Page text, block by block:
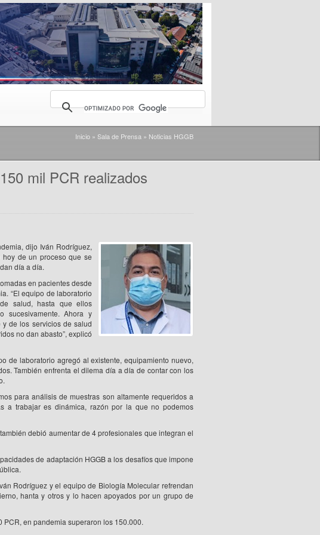
Inicio» Sala de Prensa» Noticias HGGB
mil PCR realizados
dijo Iván Rodríguez,
de un proceso que se
día a día.
en pacientes desde
“El equipo de laboratorio
salud, hasta que ellos
sucesivamente. Ahora y
de los servicios de salud
no dan abasto”, explicó
de laboratorio agregó al existente, equipamiento nuevo,
También enfrenta el dilema día a día de contar con los
para análisis de muestras son altamente requeridos a
a trabajar es dinámica, razón por la que no podemos
debió aumentar de 4 profesionales que integran el
de adaptación HGGB a los desafíos que impone
Rodríguez y el equipo de Biología Molecular refrendan
hanta y otros y lo hacen apoyados por un grupo de
en pandemia superaron los 150.000.